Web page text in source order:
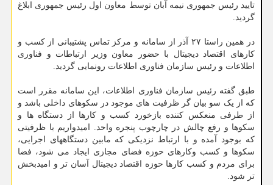
تایید رئیس جمهوری نیمه آبان توسط معاون اول رئیس جمهوری ابلاغ
گردید.
در همین راستا ۲۷ آذر از سامانه و مرکز تماس پشتیبانی از کسب و
کارهای اقتصاد دیجیتال با حضور معاون وزیر ارتباطات و فناوری
اطلاعات و رئیس سازمان فناوری اطلاعات رونمایی گردید.
طبق گفته رئیس سازمان فناوری اطلاعات، این سامانه مقرر است
که از یک سو بیان گر ظرفیت های موجود در سکوهای داخلی باشد و
از طرفی منعکس کننده بازخورد کسب و کارها از دستگاه ها و
سکوها و رفع چالش در چارچوب پنجره واحد. امیدواریم با ظرفیتی
که بوجود آمده و با ارتباط نزدیکی که مابین دستگاههای اجرایی،
سکوها و کسب وکارهای حوزه فضای مجازی ایجاد می شود، فضا
برای مردم و کسب کارها حوزه اقتصاد دیجیتال آسان تر و امیدبخش
تر شود.